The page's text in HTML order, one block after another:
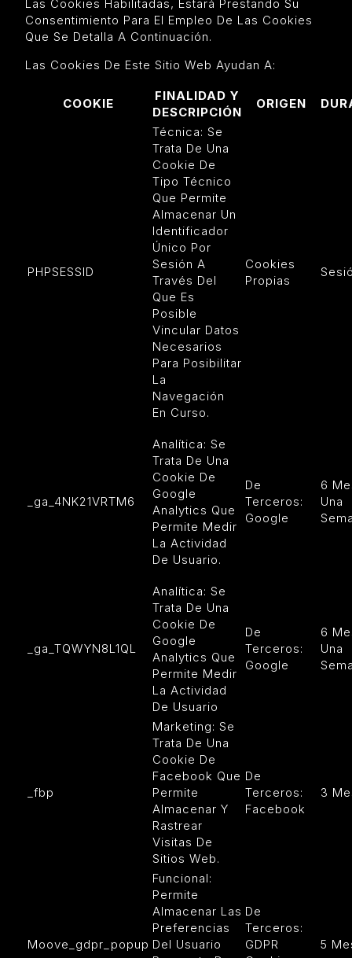
Las Cookies Habilitadas, Estará Prestando Su
Consentimiento Para El Empleo De Las Cookies
Que Se Detalla A Continuación.
Las Cookies De Este Sitio Web Ayudan A:
COOKIE
FINALIDAD Y
DESCRIPCIÓN
ORIGEN
PHPSESSID
Técnica: Se
Trata De Una
Cookie De
Tipo Técnico
Que Permite
Almacenar Un
Identificador
Único Por
Sesión A
Través Del
Que Es
Posible
Vincular Datos
Necesarios
Para Posibilitar
La
Navegación
En Curso.
Cookies
Propias
_ga_4NK21VRTM6
Analítica: Se
Trata De Una
Cookie De
Google
Analytics Que
Permite Medir
La Actividad
De Usuario.
De
Terceros:
Google
6
Una
_ga_TQWYN8L1QL
Analítica: Se
Trata De Una
Cookie De
Google
Analytics Que
Permite Medir
La Actividad
De Usuario
De
Terceros:
Google
6
Una
_fbp
Marketing: Se
Trata De Una
Cookie De
Facebook Que
Permite
Almacenar Y
Rastrear
Visitas De
Sitios Web.
De
Terceros:
Facebook
3
Moove_gdpr_popup
Funcional:
Permite
Almacenar Las
Preferencias
Del Usuario
De
Terceros:
GDPR
5